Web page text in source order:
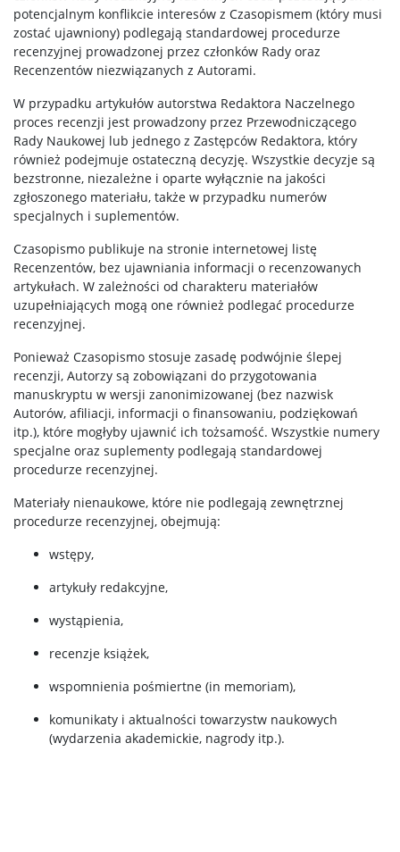
potencjalnym konflikcie interesów z Czasopismem (który musi
zostać ujawniony) podlegają standardowej procedurze
recenzyjnej prowadzonej przez członków Rady oraz
Recenzentów niezwiązanych z Autorami.
W przypadku artykułów autorstwa Redaktora Naczelnego
proces recenzji jest prowadzony przez Przewodniczącego
Rady Naukowej lub jednego z Zastępców Redaktora, który
również podejmuje ostateczną decyzję. Wszystkie decyzje są
bezstronne, niezależne i oparte wyłącznie na jakości
zgłoszonego materiału, także w przypadku numerów
specjalnych i suplementów.
Czasopismo publikuje na stronie internetowej listę
Recenzentów, bez ujawniania informacji o recenzowanych
artykułach. W zależności od charakteru materiałów
uzupełniających mogą one również podlegać procedurze
recenzyjnej.
Ponieważ Czasopismo stosuje zasadę podwójnie ślepej
recenzji, Autorzy są zobowiązani do przygotowania
manuskryptu w wersji zanonimizowanej (bez nazwisk
Autorów, afiliacji, informacji o finansowaniu, podziękowań
itp.), które mogłyby ujawnić ich tożsamość. Wszystkie numery
specjalne oraz suplementy podlegają standardowej
procedurze recenzyjnej.
Materiały nienaukowe, które nie podlegają zewnętrznej
procedurze recenzyjnej, obejmują:
wstępy,
artykuły redakcyjne,
wystąpienia,
recenzje książek,
wspomnienia pośmiertne (in memoriam),
komunikaty i aktualności towarzystw naukowych
(wydarzenia akademickie, nagrody itp.).